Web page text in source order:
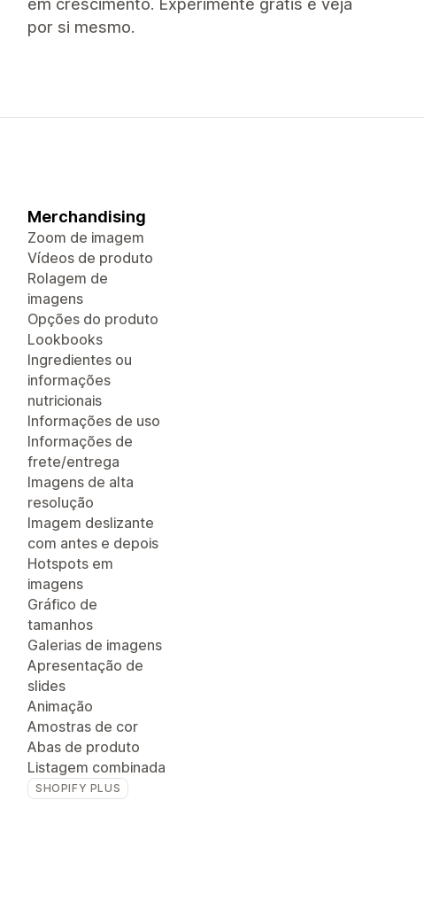
em crescimento. Experimente grátis e veja
por si mesmo.
Merchandising
Zoom de imagem
Vídeos de produto
Rolagem de
imagens
Opções do produto
Lookbooks
Ingredientes ou
informações
nutricionais
Informações de uso
Informações de
frete/entrega
Imagens de alta
resolução
Imagem deslizante
com antes e depois
Hotspots em
imagens
Gráfico de
tamanhos
Galerias de imagens
Apresentação de
slides
Animação
Amostras de cor
Abas de produto
Listagem combinada
SHOPIFY PLUS